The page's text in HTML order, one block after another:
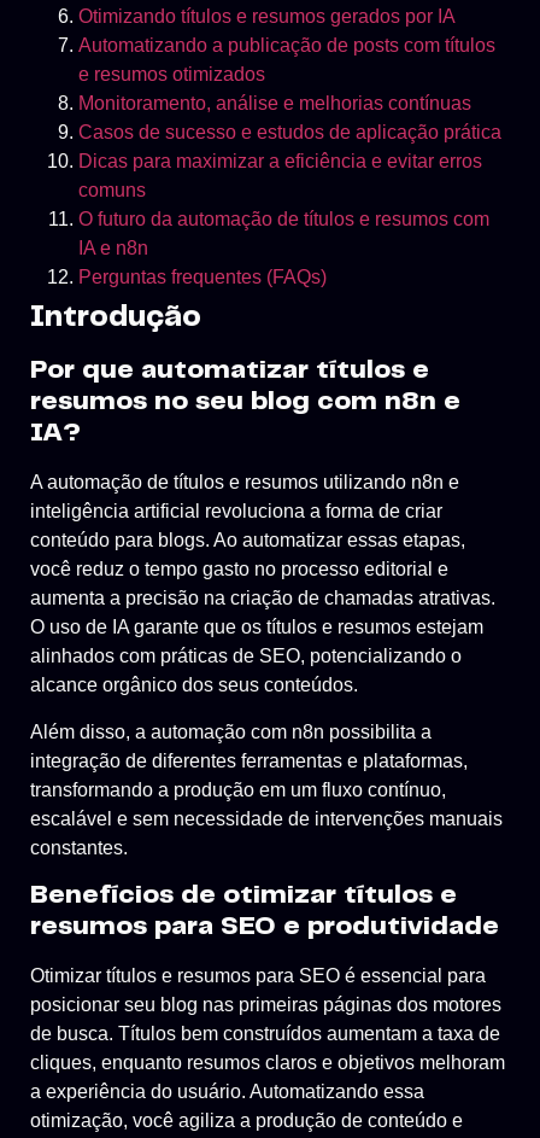
Otimizando títulos e resumos gerados por IA
Automatizando a publicação de posts com títulos
e resumos otimizados
Monitoramento, análise e melhorias contínuas
Casos de sucesso e estudos de aplicação prática
Dicas para maximizar a eficiência e evitar erros
comuns
O futuro da automação de títulos e resumos com
IA e n8n
Perguntas frequentes (FAQs)
Introdução
Por que automatizar títulos e
resumos no seu blog com n8n e
IA?
A automação de títulos e resumos utilizando n8n e
inteligência artificial revoluciona a forma de criar
conteúdo para blogs. Ao automatizar essas etapas,
você reduz o tempo gasto no processo editorial e
aumenta a precisão na criação de chamadas atrativas.
O uso de IA garante que os títulos e resumos estejam
alinhados com práticas de SEO, potencializando o
alcance orgânico dos seus conteúdos.
Além disso, a automação com n8n possibilita a
integração de diferentes ferramentas e plataformas,
transformando a produção em um fluxo contínuo,
escalável e sem necessidade de intervenções manuais
constantes.
Benefícios de otimizar títulos e
resumos para SEO e produtividade
Otimizar títulos e resumos para SEO é essencial para
posicionar seu blog nas primeiras páginas dos motores
de busca. Títulos bem construídos aumentam a taxa de
cliques, enquanto resumos claros e objetivos melhoram
a experiência do usuário. Automatizando essa
otimização, você agiliza a produção de conteúdo e